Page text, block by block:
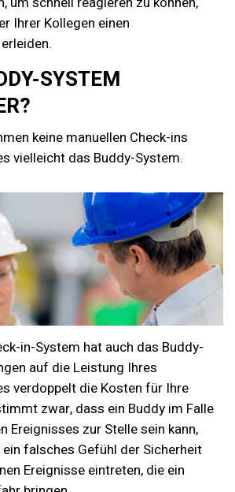
Ihrer Kollegen einen
SYSTEM
keine manuellen Check-ins
vielleicht das Buddy-System.
in-System hat auch das Buddy-
auf die Leistung Ihres
verdoppelt die Kosten für Ihre
zwar, dass ein Buddy im Falle
Ereignisses zur Stelle sein kann,
ein falsches Gefühl der Sicherheit
Ereignisse eintreten, die ein